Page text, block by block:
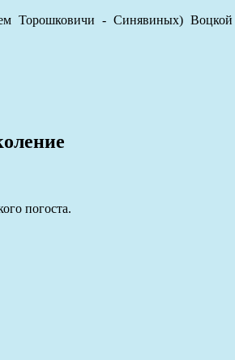
- Синявиных) Воцкой
погоста.